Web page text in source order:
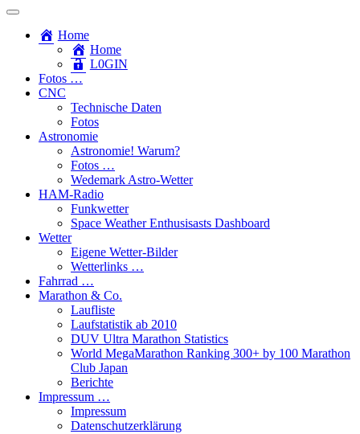
Toggle
search
field
Home
Home
L​0​​GIN
Fotos …
CNC
Technische Daten
Fotos
Astronomie
Astronomie! Warum?
Fotos …
Wedemark Astro-Wetter
HAM-Radio
Funkwetter
Space Weather Enthusisasts Dashboard
Wetter
Eigene Wetter-Bilder
Wetterlinks …
Fahrrad …
Marathon & Co.
Laufliste
Laufstatistik ab 2010
DUV Ultra Marathon Statistics
World MegaMarathon Ranking 300+ by 100 Marathon
Club Japan
Berichte
Impressum …
Impressum
Datenschutzerklärung